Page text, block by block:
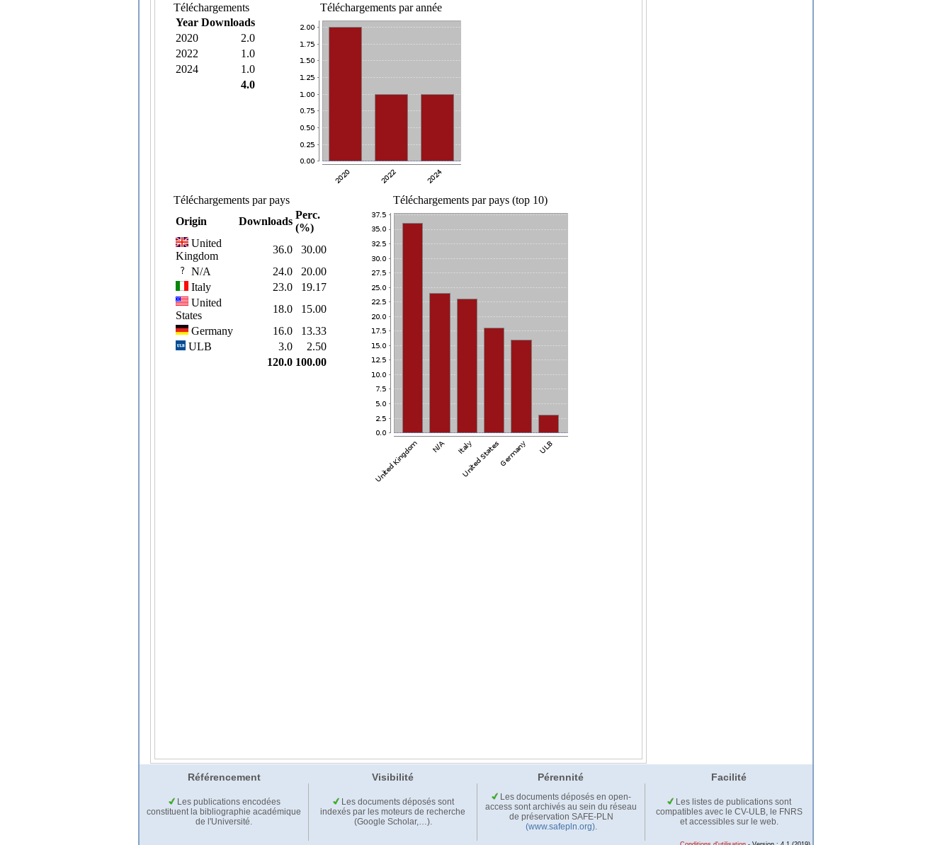
Référencement Visibilité Pérennité Facilité
Les publications encodées
constituent la bibliographie académique
de l'Université.
Les documents déposés sont
indexés par les moteurs de recherche
(Google Scholar,…).
Les documents déposés en open-
access sont archivés au sein du réseau
de préservation SAFE-PLN
(www.safepln.org).
Les listes de publications sont
compatibles avec le CV-ULB, le FNRS
et accessibles sur le web.